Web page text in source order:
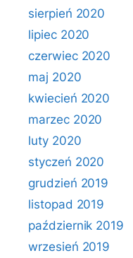
sierpień 2020
lipiec 2020
czerwiec 2020
maj 2020
kwiecień 2020
marzec 2020
luty 2020
styczeń 2020
grudzień 2019
listopad 2019
październik 2019
wrzesień 2019